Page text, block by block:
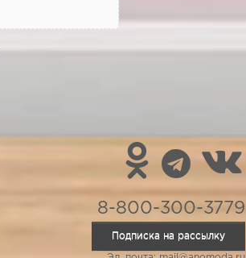
8-800-300-3779
Подписка на рассылку